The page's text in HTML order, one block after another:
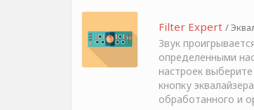
Filter Expert /
Звук
определенными
настроек
кнопку
обработанного и